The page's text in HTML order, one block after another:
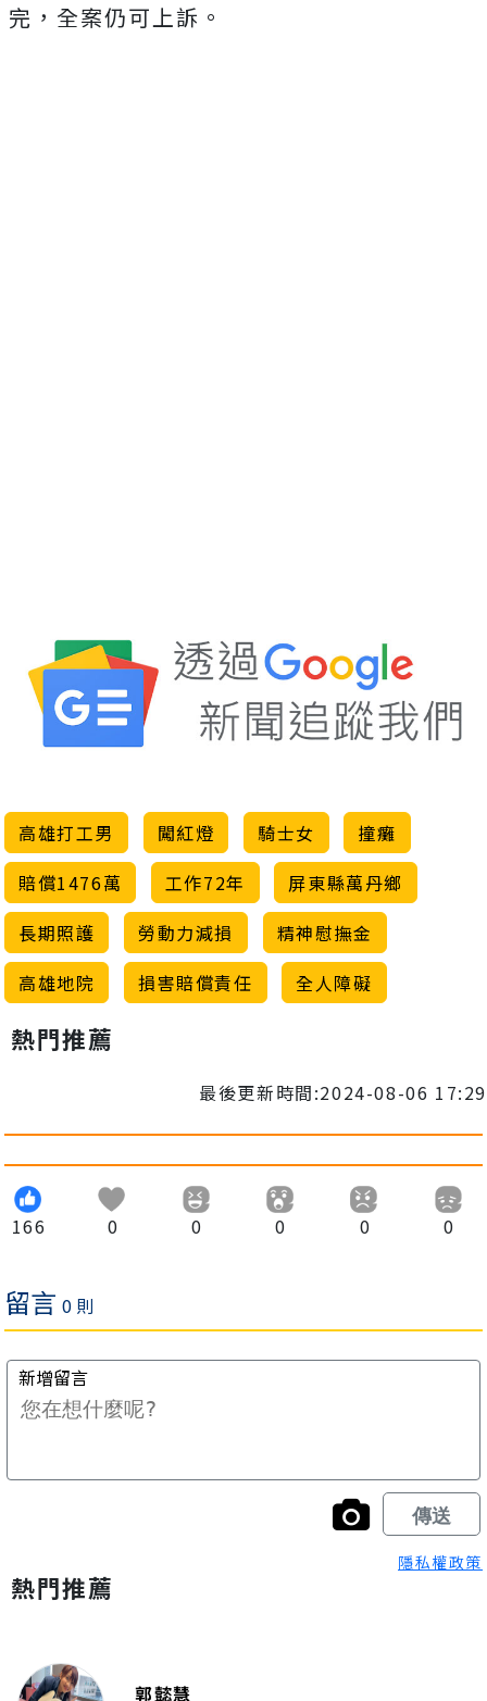
完，全案仍可上訴。
高雄打工男 闖紅燈 騎士女
撞癱
賠償1476萬
工作72年
屏東縣萬丹鄉
長期照護
勞動力減損
精神慰撫金
高雄地院
損害賠償責任 全人障礙
熱門推薦
最後更新時間:2024-08-06 17:29
166 0 0 0 0 0
隱私權政策
熱門推薦
郭懿慧